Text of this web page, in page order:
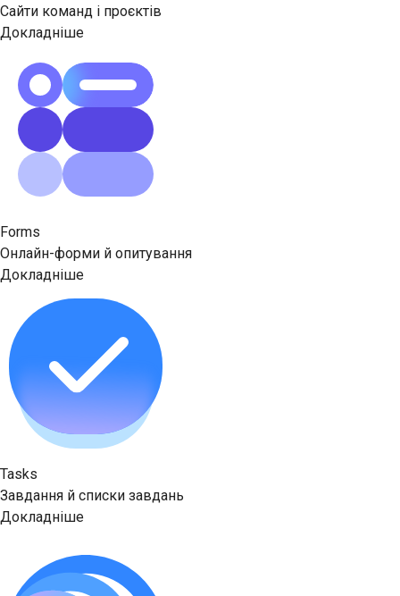
Сайти команд і проєктів
Докладніше
Forms
Онлайн-форми й опитування
Докладніше
Tasks
Завдання й списки завдань
Докладніше